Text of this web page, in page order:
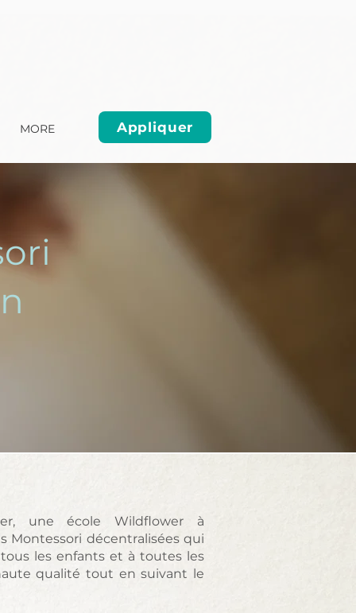
MORE Appliquer
une école Wildflower à
Montessori décentralisées qui
les enfants et à toutes les
qualité tout en suivant le